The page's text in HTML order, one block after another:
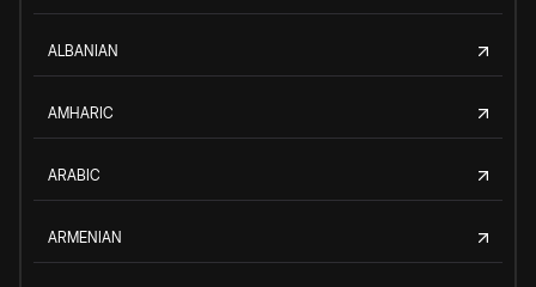
ALBANIAN
AMHARIC
ARABIC
ARMENIAN